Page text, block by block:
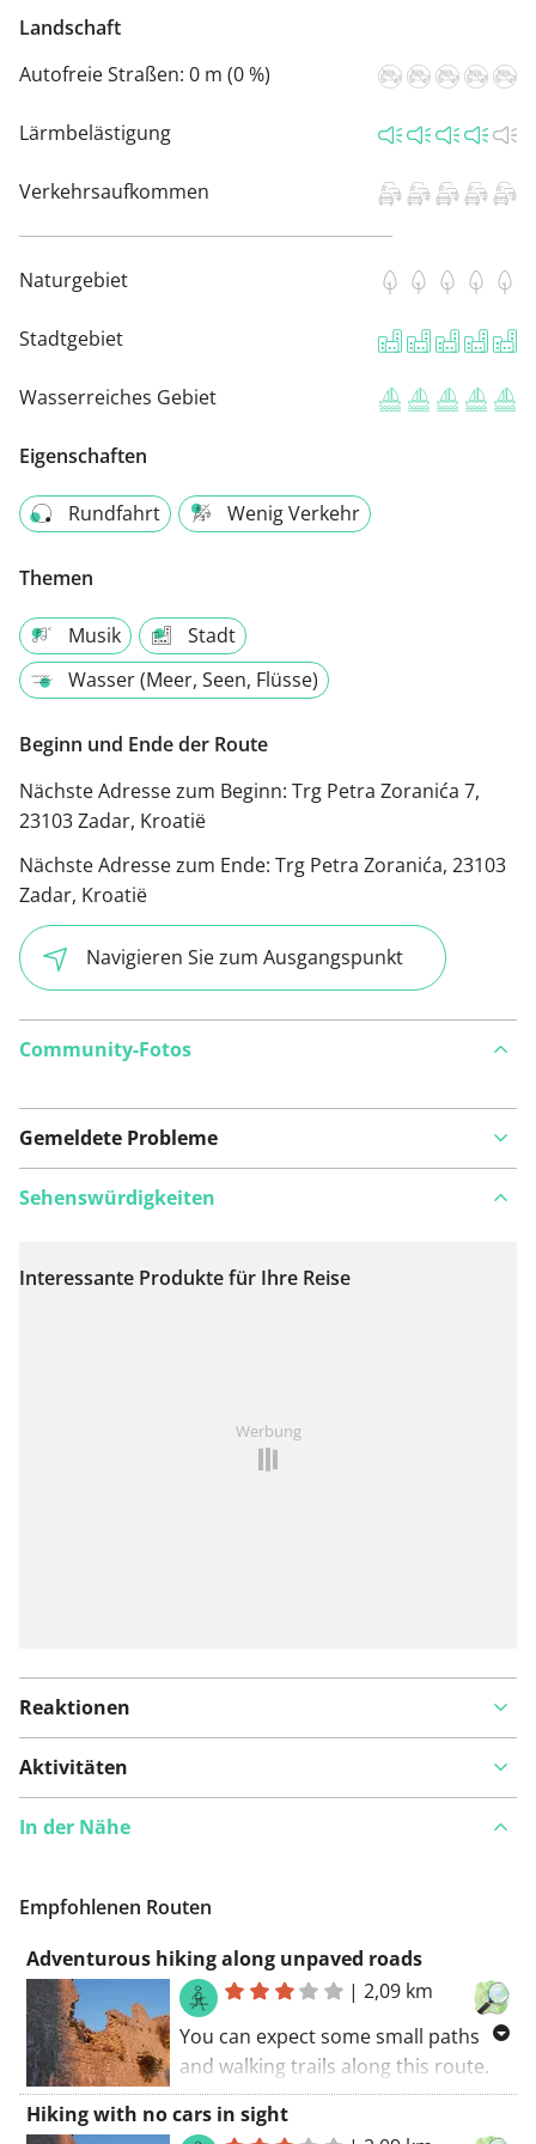
Landschaft
Autofreie Straßen: 0 m (0 %)
Lärmbelästigung
Verkehrsaufkommen
Naturgebiet
Stadtgebiet
Wasserreiches Gebiet
Eigenschaften
Rundfahrt Wenig Verkehr
Themen
Musik
Stadt
Wasser (Meer, Seen, Flüsse)
Beginn und Ende der Route
Nächste Adresse zum Beginn: Trg Petra Zoranića 7,
23103 Zadar, Kroatië
Nächste Adresse zum Ende: Trg Petra Zoranića, 23103
Zadar, Kroatië
Navigieren Sie zum Ausgangspunkt
Community-Fotos
Gemeldete Probleme
Auf Karte anzeigen
Sehenswürdigkeiten
Interessante Produkte für Ihre Reise
Werbung
Reaktionen
Aktivitäten
In der Nähe
Empfohlenen Routen
Adventurous hiking along unpaved roads
|2,09 km
You can expect some small paths
and walking trails along this route.
Some parts of this route coincide
with a long-distance cycling trail.
Hiking with no cars in sight